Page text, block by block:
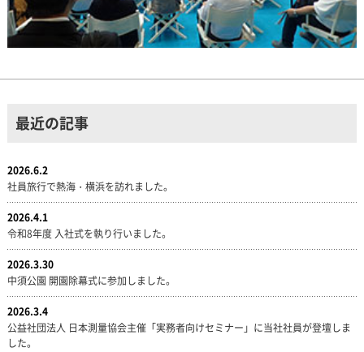
最近の記事
2026.6.2
社員旅行で熱海・横浜を訪れました。
2026.4.1
令和8年度 入社式を執り行いました。
2026.3.30
中須公園 開園除幕式に参加しました。
2026.3.4
公益社団法人 日本測量協会主催「実務者向けセミナー」に当社社員が登壇しま
した。